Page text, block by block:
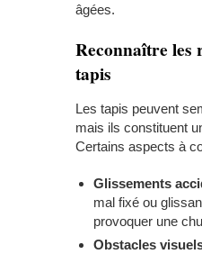
âgées.
Reconnaître les
tapis
Les tapis peuvent
mais ils constituent
Certains aspects à
Glissements
mal fixé ou
provoquer une
Obstacles